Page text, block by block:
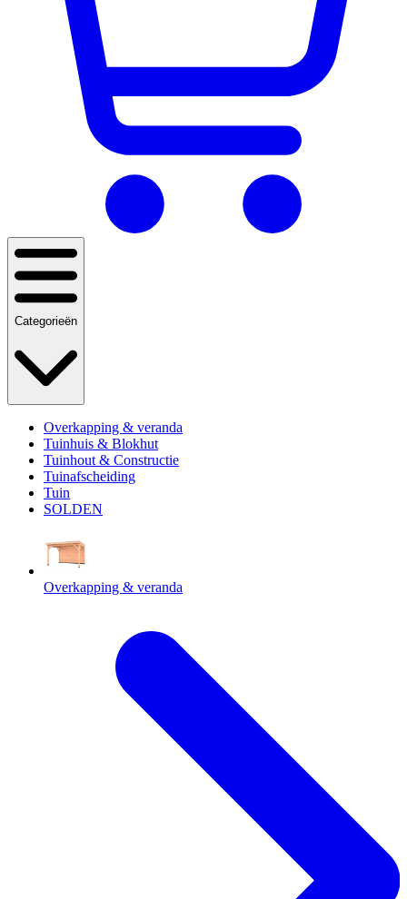
Categorieën
Overkapping & veranda
Tuinhuis & Blokhut
Tuinhout & Constructie
Tuinafscheiding
Tuin
SOLDEN
Overkapping & veranda